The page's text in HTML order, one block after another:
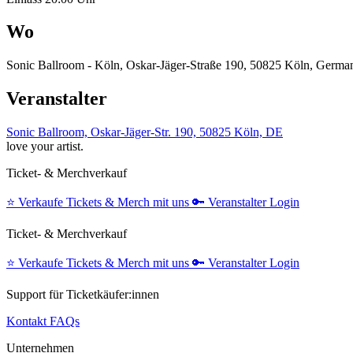
Wo
Sonic Ballroom - Köln, Oskar-Jäger-Straße 190, 50825 Köln,
Veranstalter
Sonic Ballroom, Oskar-Jäger-Str. 190, 50825 Köln, DE
love your artist.
Ticket- & Merchverkauf
⭐️ Verkaufe Tickets & Merch mit uns 🔑 Veranstalter Login
Ticket- & Merchverkauf
⭐️ Verkaufe Tickets & Merch mit uns 🔑 Veranstalter Login
Support für Ticketkäufer:innen
Kontakt FAQs
Unternehmen